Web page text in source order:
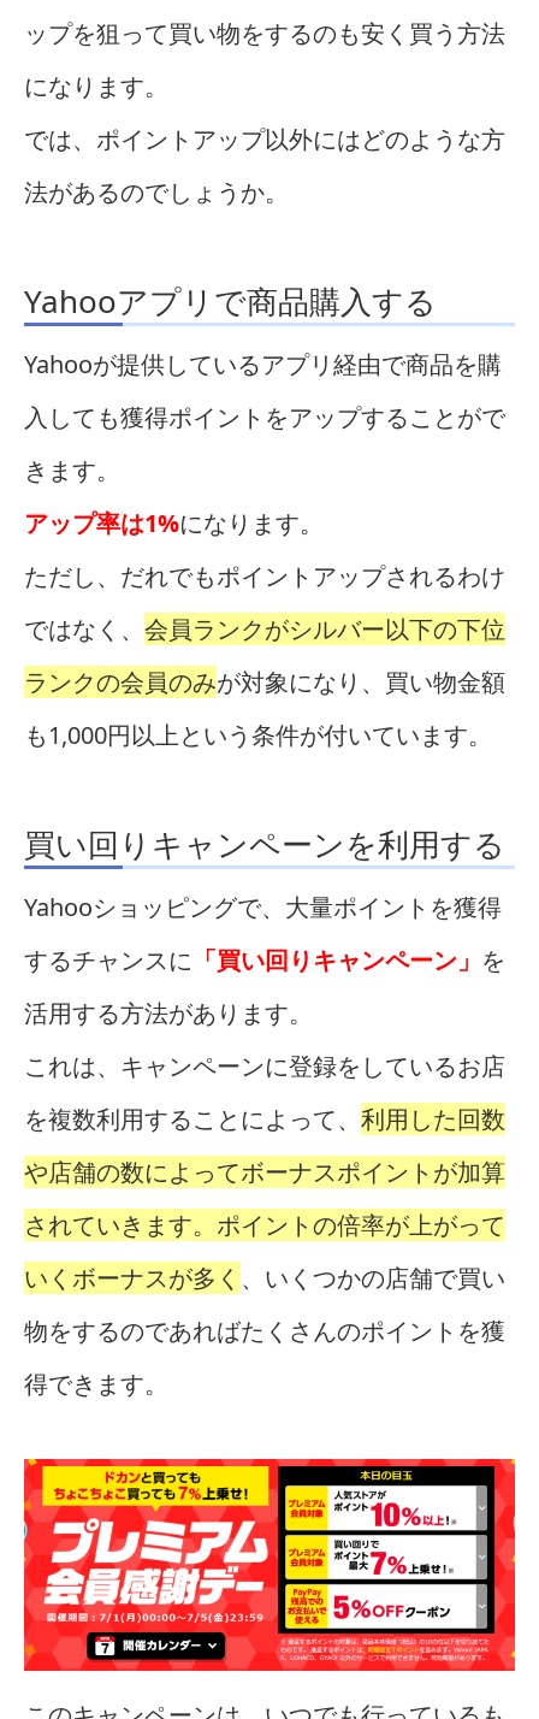
ップを狙って買い物をするのも安く買う方法
になります。
では、ポイントアップ以外にはどのような方
法があるのでしょうか。
Yahooアプリで商品購入する
Yahooが提供しているアプリ経由で商品を購
入しても獲得ポイントをアップすることがで
きます。
アップ率は1%になります。
ただし、だれでもポイントアップされるわけ
ではなく、 会員ランクがシルバー以下の下位
ランクの会員のみが対象になり、買い物金額
も1,000円以上という条件が付いています。
買い回りキャンペーンを利用する
Yahooショッピングで、大量ポイントを獲得
するチャンスに 「買い回りキャンペーン」 を
活用する方法があります。
これは、キャンペーンに登録をしているお店
を複数利用することによって、 利用した回数
や店舗の数によってボーナスポイントが加算
されていきます。ポイントの倍率が上がって
いくボーナスが多く 、いくつかの店舗で買い
物をするのであればたくさんのポイントを獲
得できます。